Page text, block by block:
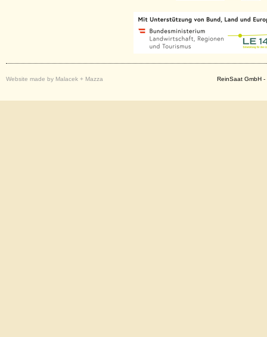
Website made by Malacek + Mazza ReinSaat GmbH